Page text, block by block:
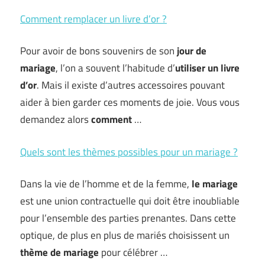
Comment remplacer un livre d’or ?
Pour avoir de bons souvenirs de son jour de
mariage, l’on a souvent l’habitude d’utiliser un livre
d’or. Mais il existe d’autres accessoires pouvant
aider à bien garder ces moments de joie. Vous vous
demandez alorscomment…
Quels sont les thèmes possibles pour un mariage ?
Dans la vie de l’homme et de la femme, le mariage
est une union contractuelle qui doit être inoubliable
pour l’ensemble des parties prenantes. Dans cette
optique, de plus en plus de mariés choisissent un
thème de mariage pour célébrer …